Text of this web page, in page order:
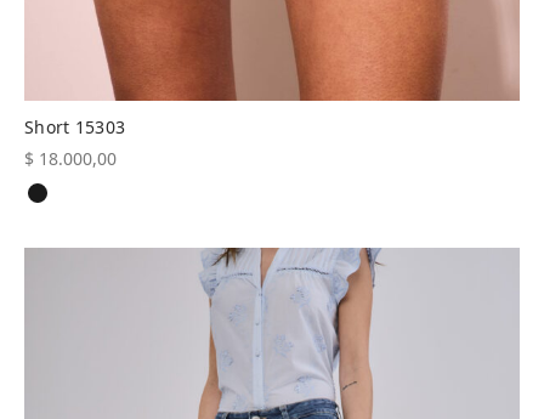
Short 15303
$ 18.000,00